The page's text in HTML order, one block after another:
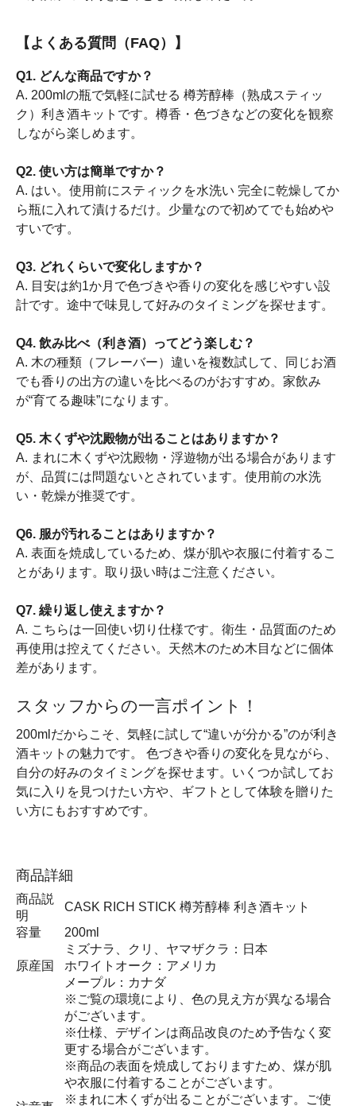
【よくある質問（FAQ）】
Q1. どんな商品ですか？
A. 200mlの瓶で気軽に試せる 樽芳醇棒（熟成スティッ
ク）利き酒キットです。樽香・色づきなどの変化を観察
しながら楽しめます。
Q2. 使い方は簡単ですか？
A. はい。使用前にスティックを水洗い 完全に乾燥してか
ら瓶に入れて漬けるだけ。少量なので初めてでも始めや
すいです。
Q3. どれくらいで変化しますか？
A. 目安は約1か月で色づきや香りの変化を感じやすい設
計です。途中で味見して好みのタイミングを探せます。
Q4. 飲み比べ（利き酒）ってどう楽しむ？
A. 木の種類（フレーバー）違いを複数試して、同じお酒
でも香りの出方の違いを比べるのがおすすめ。家飲み
が“育てる趣味”になります。
Q5. 木くずや沈殿物が出ることはありますか？
A. まれに木くずや沈殿物・浮遊物が出る場合があります
が、品質には問題ないとされています。使用前の水洗
い・乾燥が推奨です。
Q6. 服が汚れることはありますか？
A. 表面を焼成しているため、煤が肌や衣服に付着するこ
とがあります。取り扱い時はご注意ください。
Q7. 繰り返し使えますか？
A. こちらは一回使い切り仕様です。衛生・品質面のため
再使用は控えてください。天然木のため木目などに個体
差があります。
スタッフからの一言ポイント！
200mlだからこそ、気軽に試して“違いが分かる”のが利き
酒キットの魅力です。 色づきや香りの変化を見ながら、
自分の好みのタイミングを探せます。いくつか試してお
気に入りを見つけたい方や、ギフトとして体験を贈りた
い方にもおすすめです。
商品詳細
商品説
明
CASK RICH STICK 樽芳醇棒 利き酒キット
容量
200ml
原産国
ミズナラ、クリ、ヤマザクラ：日本
ホワイトオーク：アメリカ
メープル：カナダ
※ご覧の環境により、色の見え方が異なる場合
がございます。
※仕様、デザインは商品改良のため予告なく変
更する場合がございます。
※商品の表面を焼成しておりますため、煤が肌
や衣服に付着することがございます。
※まれに木くずが出ることがございます。ご使